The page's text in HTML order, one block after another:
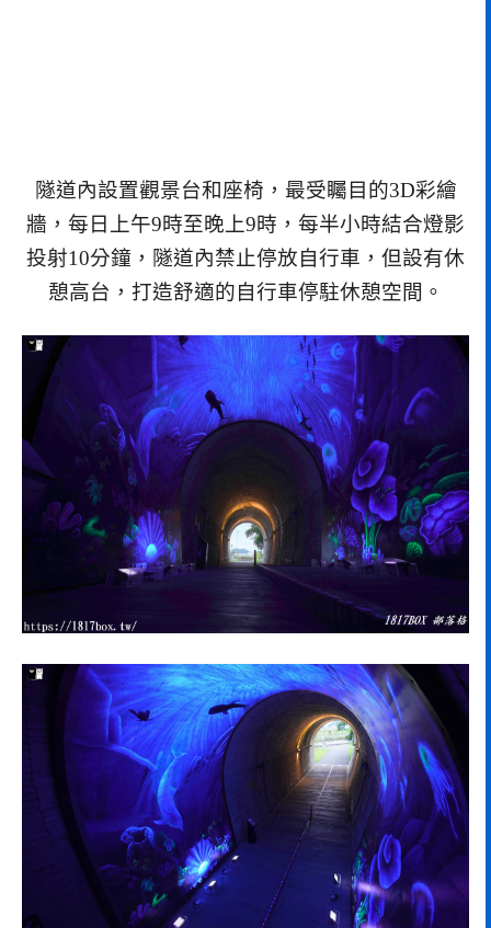
隧道內設置觀景台和座椅，最受矚目的3D彩繪
牆，每日上午9時至晚上9時，每半小時結合燈影
投射10分鐘，隧道內禁止停放自行車，但設有休
憩高台，打造舒適的自行車停駐休憩空間。